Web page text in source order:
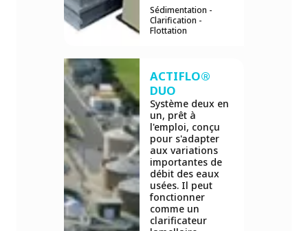
Sédimentation -
Clarification -
Flottation
ACTIFLO®
DUO
Système deux en
un, prêt à
l'emploi, conçu
pour s'adapter
aux variations
importantes de
débit des eaux
usées. Il peut
fonctionner
comme un
clarificateur